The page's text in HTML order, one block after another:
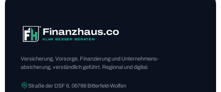
Finanzhaus.co
KLAR BESSER BERATEN
Ver­si­che­rung, Vor­sorge, Finan­zie­rung und Unter­neh­mens­
ab­si­che­rung, ver­ständ­lich geführt. Regio­nal und digi­tal.
Straße der DSF 6, 06766 Bit­ter­feld-Wol­fen